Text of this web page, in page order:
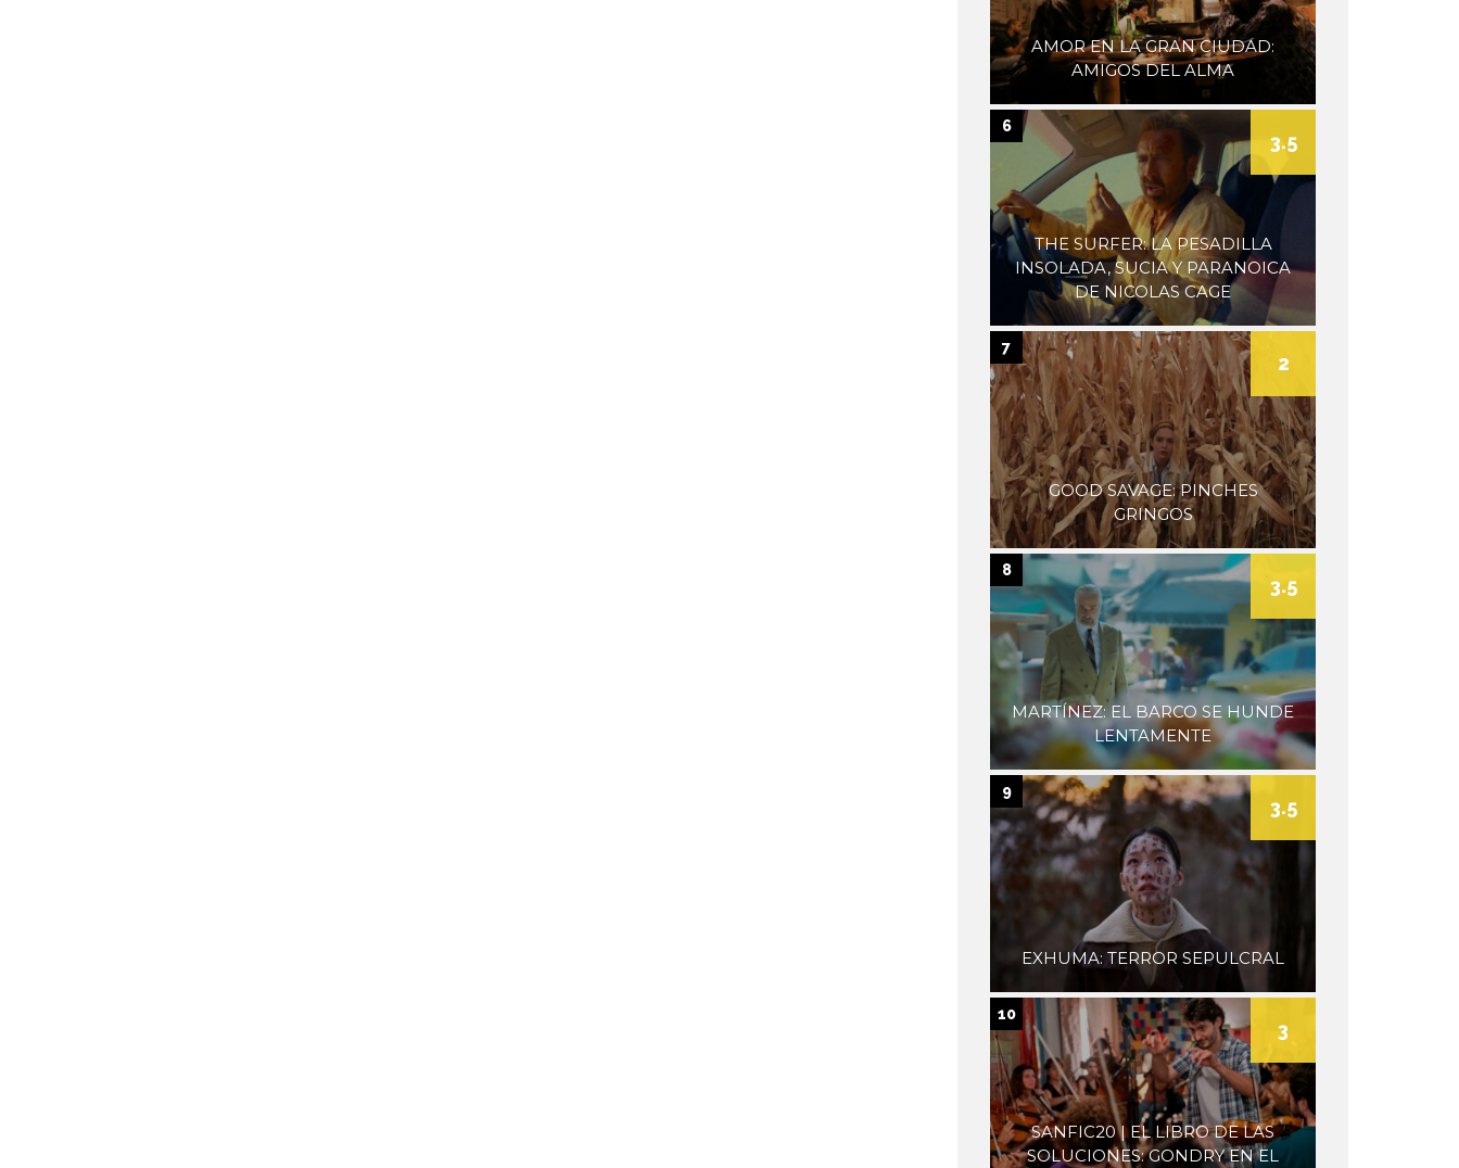
AMOR EN LA GRAN CIUDAD:
AMIGOS DEL ALMA
THE SURFER: LA PESADILLA
INSOLADA, SUCIA Y PARANOICA
DE NICOLAS CAGE
3.5
6
GOOD SAVAGE: PINCHES
GRINGOS
2
7
MARTÍNEZ: EL BARCO SE HUNDE
LENTAMENTE
3.5
8
EXHUMA: TERROR SEPULCRAL
3.5
9
SANFIC20 | EL LIBRO DE LAS
SOLUCIONES: GONDRY EN EL
3
10